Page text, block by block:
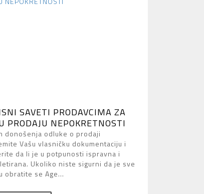
SAVETI PRODAVCIMA ZA
PRODAJU NEPOKRETNOSTI
donošenja odluke o prodaji
Vašu vlasničku dokumentaciju i
da li je u potpunosti ispravna i
Ukoliko niste sigurni da je sve
obratite se Age...